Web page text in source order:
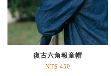
復古六角報童帽
NT$ 450